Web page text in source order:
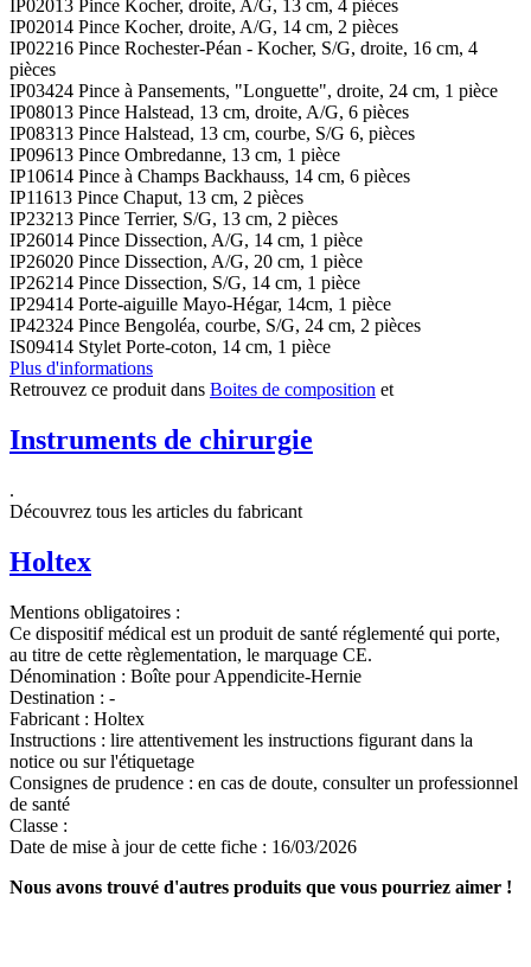
IP02013 Pince Kocher, droite, A/G, 13 cm, 4 pièces
IP02014 Pince Kocher, droite, A/G, 14 cm, 2 pièces
IP02216 Pince Rochester-Péan - Kocher, S/G, droite, 16 cm, 4
pièces
IP03424 Pince à Pansements, "Longuette", droite, 24 cm, 1 pièce
IP08013 Pince Halstead, 13 cm, droite, A/G, 6 pièces
IP08313 Pince Halstead, 13 cm, courbe, S/G 6, pièces
IP09613 Pince Ombredanne, 13 cm, 1 pièce
IP10614 Pince à Champs Backhauss, 14 cm, 6 pièces
IP11613 Pince Chaput, 13 cm, 2 pièces
IP23213 Pince Terrier, S/G, 13 cm, 2 pièces
IP26014 Pince Dissection, A/G, 14 cm, 1 pièce
IP26020 Pince Dissection, A/G, 20 cm, 1 pièce
IP26214 Pince Dissection, S/G, 14 cm, 1 pièce
IP29414 Porte-aiguille Mayo-Hégar, 14cm, 1 pièce
IP42324 Pince Bengoléa, courbe, S/G, 24 cm, 2 pièces
IS09414 Stylet Porte-coton, 14 cm, 1 pièce
Plus d'informations
Retrouvez ce produit dans Boites de composition et
Instruments de chirurgie
.
Découvrez tous les articles du fabricant
Holtex
Mentions obligatoires :
Ce dispositif médical est un produit de santé réglementé qui porte,
au titre de cette règlementation, le marquage CE.
Dénomination : Boîte pour Appendicite-Hernie
Destination : -
Fabricant : Holtex
Instructions : lire attentivement les instructions figurant dans la
notice ou sur l'étiquetage
Consignes de prudence : en cas de doute, consulter un professionnel
de santé
Classe :
Date de mise à jour de cette fiche : 16/03/2026
Nous avons trouvé d'autres produits que vous pourriez aimer !